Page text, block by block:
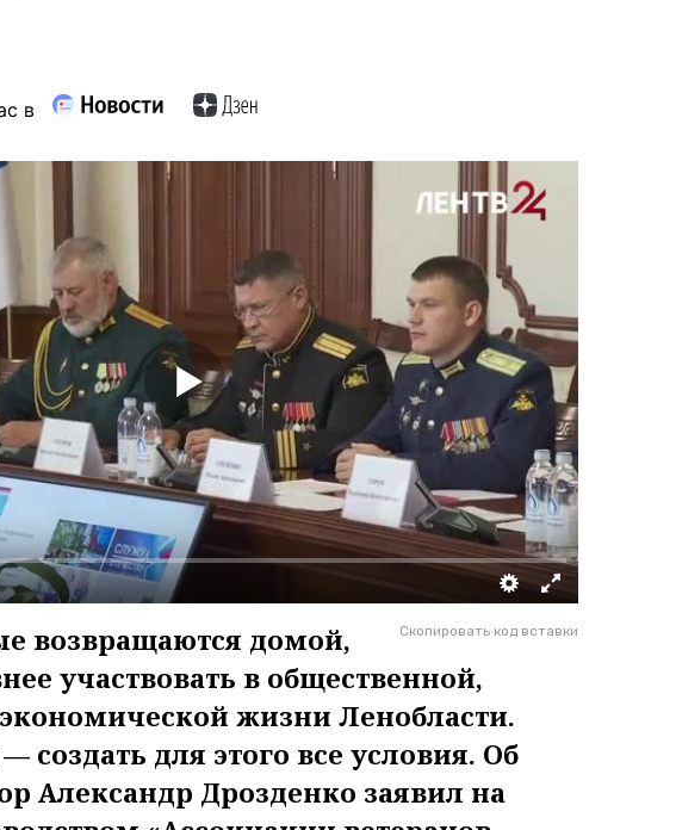
в
Скопировать код вставки
возвращаются домой,
участвовать в общественной,
жизни Ленобласти.
создать для этого все условия. Об
Александр Дрозденко заявил на